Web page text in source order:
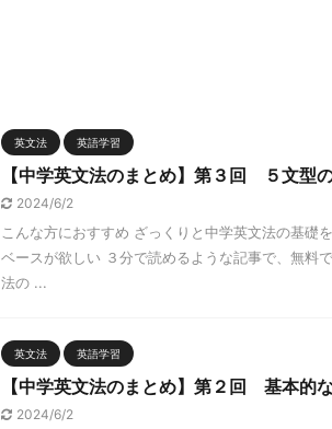
英文法 英語学習
【中学英文法のまとめ】第３回 ５文型
2024/6/2
こんな方におすすめ ざっくりと中学英文法の基礎
ベースが欲しい ３分で読めるような記事で、無
法の ...
英文法 英語学習
【中学英文法のまとめ】第２回 基本的
2024/6/2